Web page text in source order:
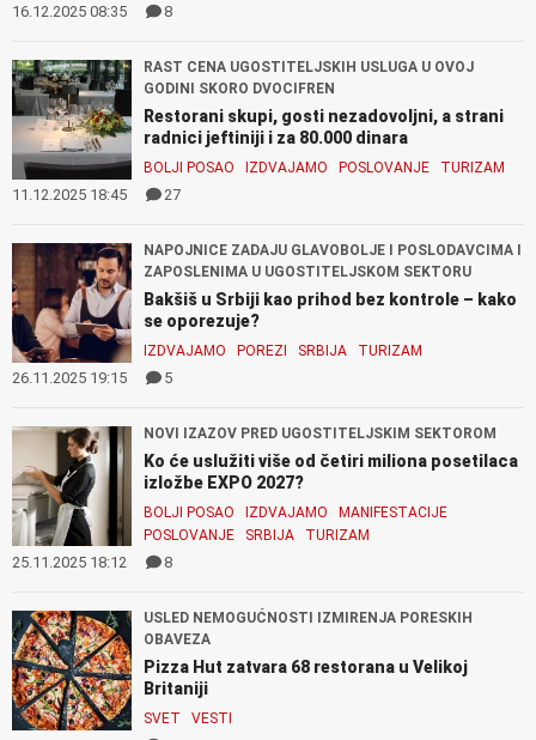
16.12.2025 08:35 8
RAST CENA UGOSTITELJSKIH USLUGA U OVOJ
GODINI SKORO DVOCIFREN
Restorani skupi, gosti nezadovoljni, a strani
radnici jeftiniji i za 80.000 dinara
BOLJI POSAO IZDVAJAMO POSLOVANJE TURIZAM
11.12.2025 18:45 27
NAPOJNICE ZADAJU GLAVOBOLJE I POSLODAVCIMA I
ZAPOSLENIMA U UGOSTITELJSKOM SEKTORU
Bakšiš u Srbiji kao prihod bez kontrole – kako
se oporezuje?
IZDVAJAMO POREZI SRBIJA TURIZAM
26.11.2025 19:15 5
NOVI IZAZOV PRED UGOSTITELJSKIM SEKTOROM
Ko će uslužiti više od četiri miliona posetilaca
izložbe EXPO 2027?
BOLJI POSAO IZDVAJAMO
MANIFESTACIJE
POSLOVANJE
SRBIJA TURIZAM
25.11.2025 18:12 8
USLED NEMOGUĆNOSTI IZMIRENJA PORESKIH
OBAVEZA
Pizza Hut zatvara 68 restorana u Velikoj
Britaniji
SVET VESTI